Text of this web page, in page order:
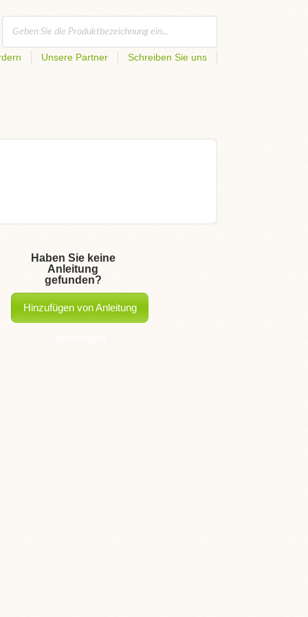
Unsere Partner Schreiben Sie uns
Haben Sie keine
Anleitung
gefunden?
Hinzufügen von Anleitung